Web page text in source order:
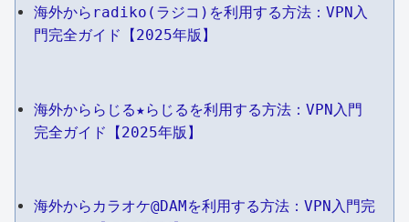
海外からradiko(ラジコ)を利用する方法：VPN入
門完全ガイド【2025年版】
海外かららじる★らじるを利用する方法：VPN入門
完全ガイド【2025年版】
海外からカラオケ@DAMを利用する方法：VPN入門完